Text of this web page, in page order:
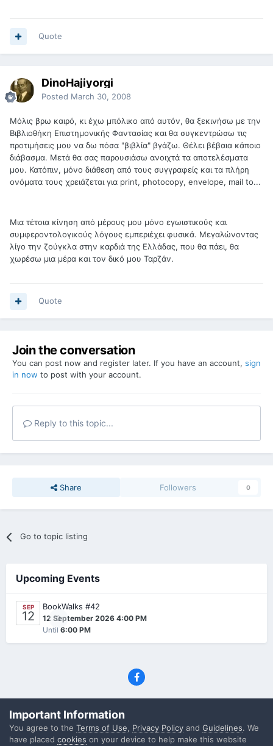
Quote
DinoHajiyorgi
Posted March 30, 2008
Μόλις βρω καιρό, κι έχω μπόλικο από αυτόν, θα ξεκινήσω με την
Βιβλιοθήκη Επιστημονικής Φαντασίας και θα συγκεντρώσω τις
προτιμήσεις μου να δω πόσα "βιβλία" βγάζω. Θέλει βέβαια κάποιο
διάβασμα. Μετά θα σας παρουσιάσω ανοιχτά τα αποτελέσματα
μου. Κατόπιν, μόνο διάθεση από τους συγγραφείς και τα πλήρη
ονόματα τους χρειάζεται για print, photocopy, envelope, mail to...
Μια τέτοια κίνηση από μέρους μου μόνο εγωιστικούς και
συμφεροντολογικούς λόγους εμπεριέχει φυσικά. Μεγαλώνοντας
λίγο την ζούγκλα στην καρδιά της Ελλάδας, που θα πάει, θα
χωρέσω μια μέρα και τον δικό μου Ταρζάν.
Quote
Join the conversation
You can post now and register later. If you have an account, sign
in now to post with your account.
Reply to this topic...
Share Followers 0
Go to topic listing
Upcoming Events
SEP
12 0
BookWalks #42
12 September 2026 4:00 PM
Until 6:00 PM
(C) SFF.gr, All rights reserved
Powered by Invision Community
Important Information
You agree to the Terms of Use, Privacy Policy and Guidelines. We
have placed cookies on your device to help make this website